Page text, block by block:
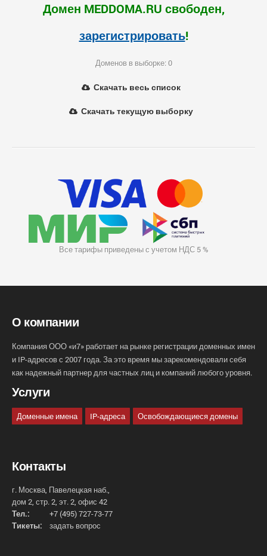
Домен MEDDOMA.RU свободен,
зарегистрировать!
Доменов в выборке: 0
Скачать весь список
Скачать текущую выборку
Все тарифы приведены с учетом НДС 5 %
О компании
Компания ООО «и7» работает на рынке регистрации доменных имен
и IP-адресов с 2007 года. За это время мы зарекомендовали себя
как надежный партнер для частных лиц и компаний любого уровня.
Услуги
Доменные имена IP-адреса Освобождающиеся домены
Контакты
г. Москва, Павелецкая наб.,
дом 2, стр. 2, эт. 2, офис 42
Тел.:
+7 (495) 727-73-77
Тикеты:
задать вопрос